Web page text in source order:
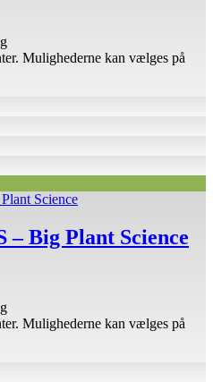
Mulighederne kan vælges på
Big Plant Science
Mulighederne kan vælges på